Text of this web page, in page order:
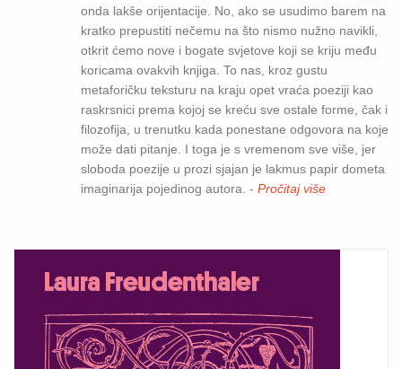
onda lakše orijentacije. No, ako se usudimo barem na
kratko prepustiti nečemu na što nismo nužno navikli,
otkrit ćemo nove i bogate svjetove koji se kriju među
koricama ovakvih knjiga. To nas, kroz gustu
metaforičku teksturu na kraju opet vraća poeziji kao
raskrsnici prema kojoj se kreću sve ostale forme, čak i
filozofija, u trenutku kada ponestane odgovora na koje
može dati pitanje. I toga je s vremenom sve više, jer
sloboda poezije u prozi sjajan je lakmus papir dometa
imaginarija pojedinog autora. - Pročitaj više